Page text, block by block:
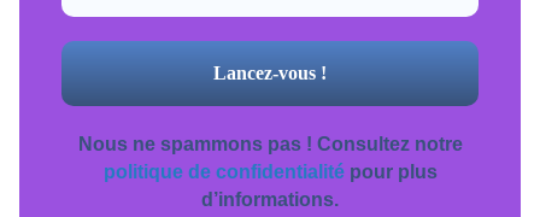
Nous ne spammons pas ! Consultez notre
politique de confidentialitépour plus
d’informations.